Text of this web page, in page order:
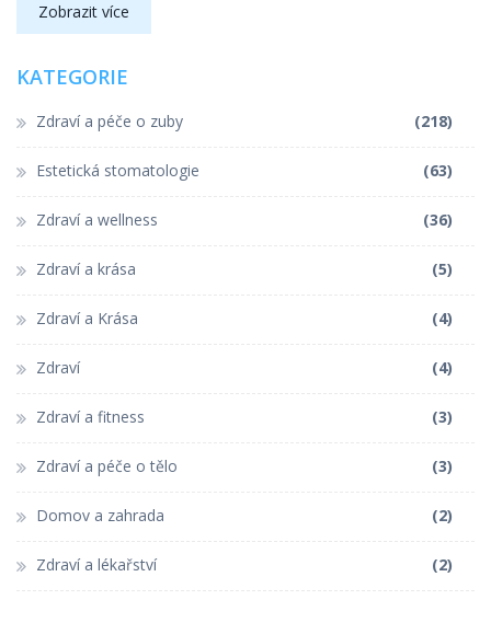
Zobrazit více
KATEGORIE
Zdraví a péče o zuby (218)
Estetická stomatologie (63)
Zdraví a wellness (36)
Zdraví a krása (5)
Zdraví a Krása (4)
Zdraví (4)
Zdraví a fitness (3)
Zdraví a péče o tělo (3)
Domov a zahrada (2)
Zdraví a lékařství (2)